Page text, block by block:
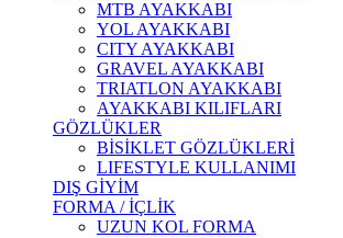
MTB AYAKKABI
YOL AYAKKABI
CITY AYAKKABI
GRAVEL AYAKKABI
TRIATLON AYAKKABI
AYAKKABI KILIFLARI
GÖZLÜKLER
BİSİKLET GÖZLÜKLERİ
LIFESTYLE KULLANIMI
DIŞ GİYİM
FORMA / İÇLİK
UZUN KOL FORMA